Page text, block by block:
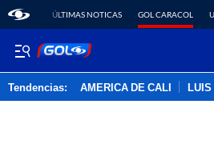
ÚLTIMAS NOTICAS GOL CARACOL
Tendencias: AMERICA DE CALI LUIS